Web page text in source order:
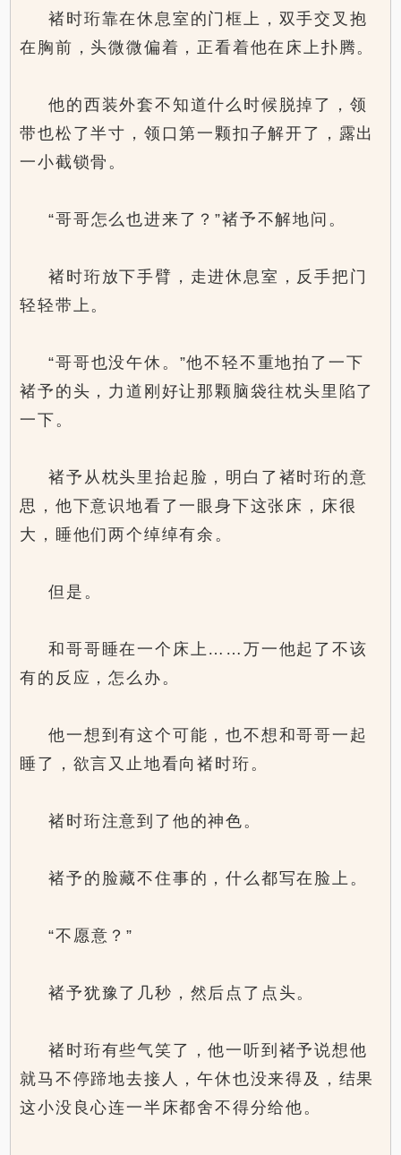
褚时珩靠在休息室的门框上，双手交叉抱
在胸前，头微微偏着，正看着他在床上扑腾。
他的西装外套不知道什么时候脱掉了，领
带也松了半寸，领口第一颗扣子解开了，露出
一小截锁骨。
“哥哥怎么也进来了？”褚予不解地问。
褚时珩放下手臂，走进休息室，反手把门
轻轻带上。
“哥哥也没午休。”他不轻不重地拍了一下
褚予的头，力道刚好让那颗脑袋往枕头里陷了
一下。
褚予从枕头里抬起脸，明白了褚时珩的意
思，他下意识地看了一眼身下这张床，床很
大，睡他们两个绰绰有余。
但是。
和哥哥睡在一个床上……万一他起了不该
有的反应，怎么办。
他一想到有这个可能，也不想和哥哥一起
睡了，欲言又止地看向褚时珩。
褚时珩注意到了他的神色。
褚予的脸藏不住事的，什么都写在脸上。
“不愿意？”
褚予犹豫了几秒，然后点了点头。
褚时珩有些气笑了，他一听到褚予说想他
就马不停蹄地去接人，午休也没来得及，结果
这小没良心连一半床都舍不得分给他。